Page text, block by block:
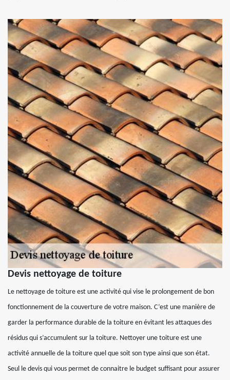
Devis nettoyage de toiture
Le nettoyage de toiture est une activité qui vise le prolongement de bon
fonctionnement de la couverture de votre maison. C’est une manière de
garder la performance durable de la toiture en évitant les attaques des
résidus qui s’accumulent sur la toiture. Nettoyer une toiture est une
activité annuelle de la toiture quel que soit son type ainsi que son état.
Seul le devis qui vous permet de connaitre le budget suffisant pour assurer